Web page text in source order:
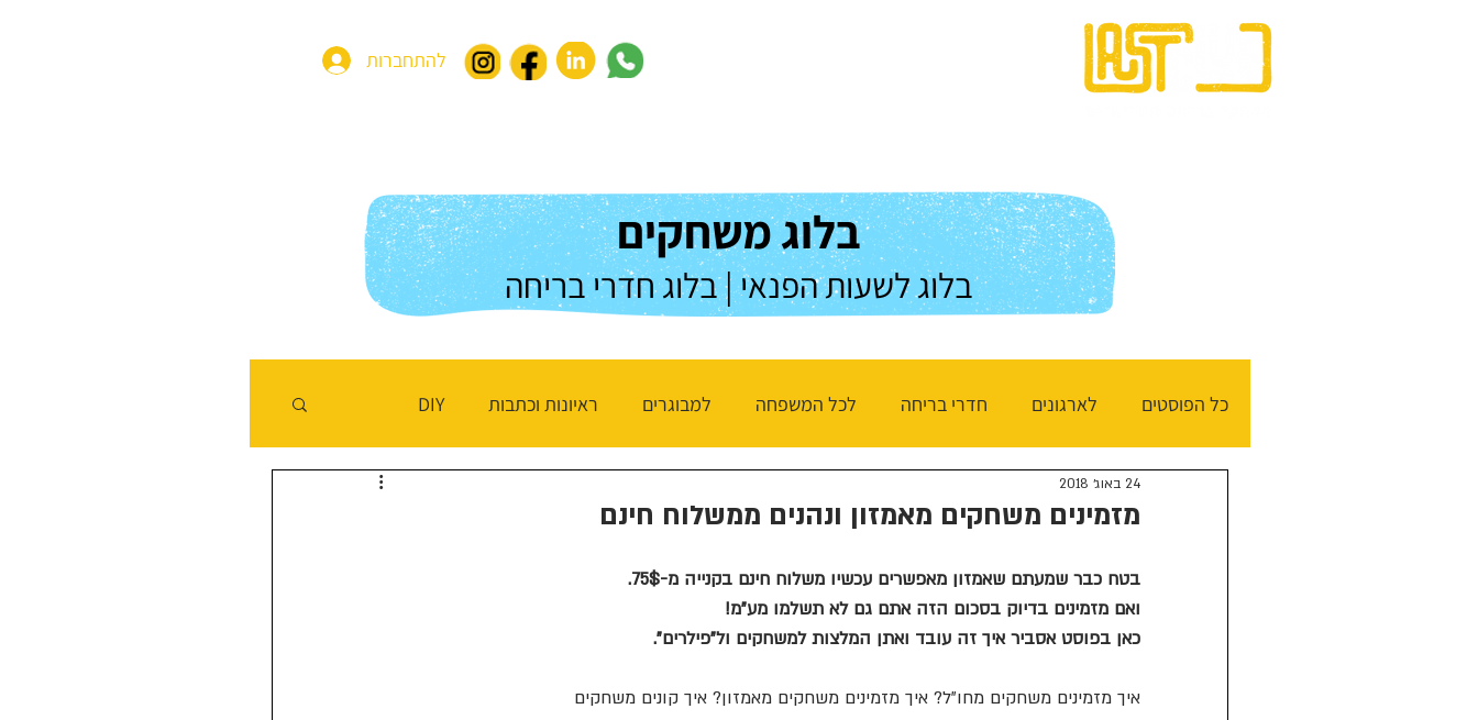
להתחברות
בלוג משחקים
בלוג לשעות הפנאי | בלוג חדרי בריחה
כל הפוסטים לארגונים חדרי בריחה לכל המשפחה למבוגרים ראיונות וכתבות DIY
מזמינים משחקים מאמזון ונהנים ממשלוח חינם
24 באוג׳ 2018
בטח כבר שמעתם שאמזון מאפשרים עכשיו משלוח חינם בקנייה מ-75$.
ואם מזמינים בדיוק בסכום הזה אתם גם לא תשלמו מע"מ!
כאן בפוסט אסביר איך זה עובד ואתן המלצות למשחקים ול"פילרים".
איך מזמינים משחקים מחו"ל? איך מזמינים משחקים מאמזון? איך קונים משחקים